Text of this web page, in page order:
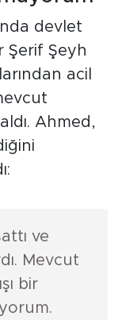
devlet
Şerif Şeyh
acil
Ahmed,
ve
Mevcut
bir